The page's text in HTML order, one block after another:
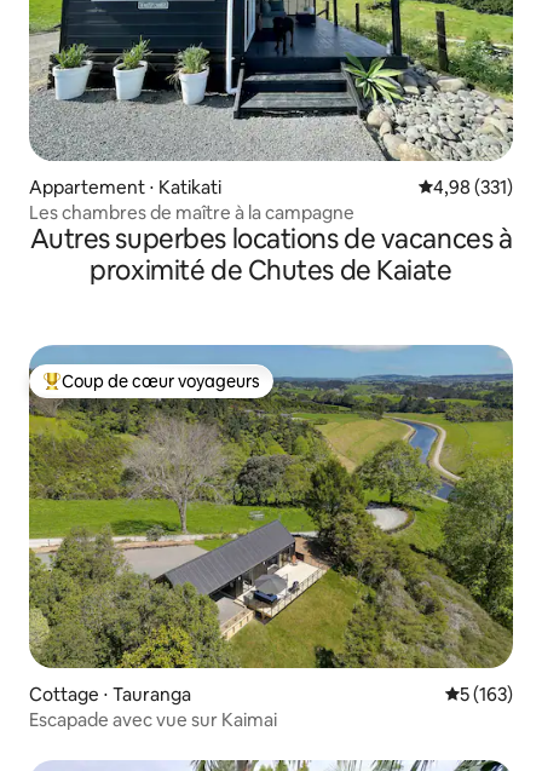
Appartement ⋅ Katikati Évaluation
4,98 (331)
Les chambres de maître à la campagne
Autres superbes locations de vacances à
proximité de Chutes de Kaiate
Coups de cœur voyageurs les plus appréciés
Coup de cœur voyageurs
Cottage ⋅ Tauranga Évaluation
5 (163)
Escapade avec vue sur Kaimai